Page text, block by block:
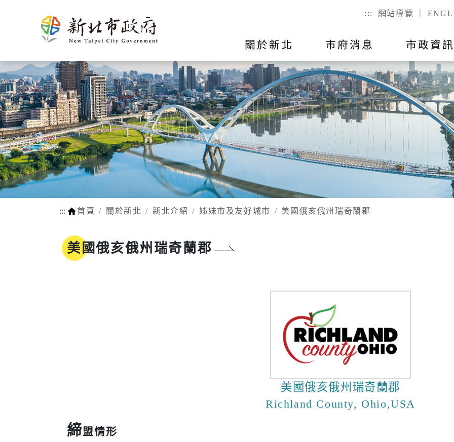
::: 網站導覽
關於新北
新北介
紹
地理氣候
人口概況
交通概述
文化
姊妹市及
友好城市
新北市標
誌
市府團
隊
市府組織
市政府
各機關
區公所
市府榮
耀
聯絡我
們
市府消息
市政新聞 新聞花絮 市政公告 主題活動
市府徵才 網站瀏覽安全指引 RSS訂閱
市政資訊
施政計畫 施政成果 出國報告 市政會議紀
新北市SDGs網站 法規函令 預算與決算
總預算
總決算
附屬單位決算及綜計表
統計資訊
議員所提
對民間團
民生統計
市府公報 電子布告欄
市民申辦/申訴等查
詢
申辦e服務 行動APP 公有不動產
路平報馬仔 福利補助自己查 公有場地租借 二代智慧
熱門
動物認養
公設認養
網站連結
行動APP
常見問答
參與式預算
生育
孕前保健
生育獎勵
身心障礙者懷孕手冊
醫療保健
育兒托育
學前補助
教育
幼兒
國小
國高中
特殊教育
勞工大學
學習階段資源
戶政
戶籍登記
服務時間
戶政規費
戶籍罰鍰
表
異地申辦
社福
幸福保衛站
社會救助
警政服務
::: 首頁 關於新北 新北介紹 姊妹市及友好城市 美國俄亥俄州瑞奇蘭郡
美國俄亥俄州瑞奇蘭郡
美國俄亥俄州瑞奇蘭郡
Richland County, Ohio,USA
締盟情形